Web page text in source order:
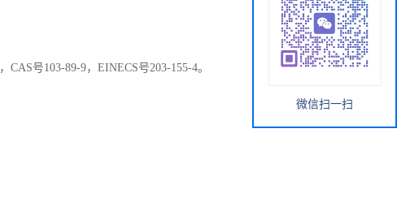
， CAS号103-89-9， EINECS号203-155-4。
微信扫一扫